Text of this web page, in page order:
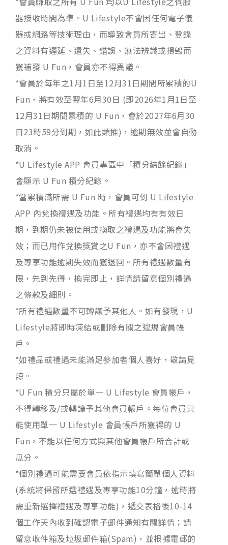
器接收時間為準。U Lifestyle不會因任何電子儀
器或網路等技術理由，而導致會員所寄出、登錄
之資料有遲延、遺失、錯誤、無法辨識或損毁而
獲補發 U Fun，會員亦不得異議。
*會員於每年之1月1日至12月31日期間所累積的U
Fun，將有效至翌年6月30日 (即2026年1月1日至
12月31日期間累積的 U Fun，會於2027年6月30
日23時59分到期，如此類推)，逾期無效並會自動
取消。
*U Lifestyle APP 會員專區中「積分結餘紀錄」
會顯示 U Fun 積分紀錄。
*當累積滿所需 U Fun 時，會員可到 U Lifestyle
APP 內兌換禮遇及功能。所有禮遇均有有效日
期，到期仍未被使用或換取之禮遇及功能將會失
效；而已用作兌換獎賞之U Fun，亦不會因禮遇
及專享功能逾期失效而獲退回。所有禮遇數量有
限，先到先得，換完即止，詳情請留意個別禮遇
之條款及細則。
*所有禮遇數量不可轉讓予其他人。如有發現，U
Lifestyle將即時凍結或刪除有關之違規會員帳
戶。
*如禮品或禮遇未能滿足參加者個人喜好，敬請見
諒。
*U Fun 積分只屬於單一 U Lifestyle 會員帳戶，
不得轉移及/或轉讓予其他會員帳戶。每位會員只
能使用單一 U Lifestyle 會員帳戶所獲得的 U
Fun，不能以任何方式與其他會員帳戶所合計或
瓜分。
*個別禮遇可能需要會員依指示填寫簡單個人資料
(系統將保留所選禮遇及專享功能10分鐘，逾時將
需重新選擇禮遇及專享功能)，遞交表格後10-14
個工作天內收到確認電子郵件通知有關詳情；請
留意收件箱及垃圾郵件箱(Spam)，並根據電郵的